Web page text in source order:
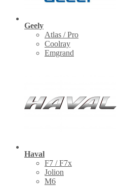
Geely
Atlas / Pro
Coolray
Emgrand
Haval
F7 / F7x
Jolion
M6